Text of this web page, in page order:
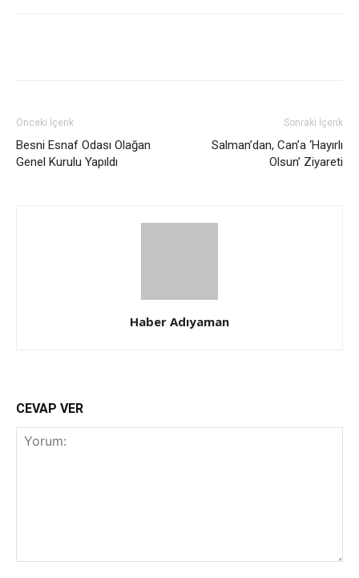
Önceki İçerik
Besni Esnaf Odası Olağan
Genel Kurulu Yapıldı
Sonraki İçerik
Salman’dan, Can’a ‘Hayırlı
Olsun’ Ziyareti
Haber Adıyaman
CEVAP VER